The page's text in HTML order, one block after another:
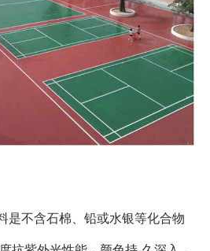
是不含石棉、铅或水银等化合物